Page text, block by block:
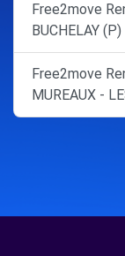
Free2move
BUCHELAY (P)
Free2move
MUREAUX -